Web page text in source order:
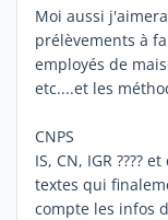
Moi aussi
prélèvements à
employés de
etc....et les
CNPS
IS, CN, IGR ????
textes qui
compte les infos